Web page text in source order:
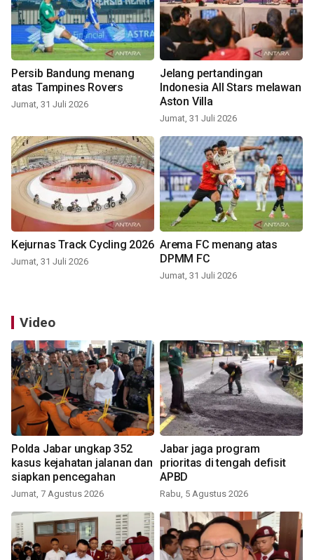
Persib Bandung menang
atas Tampines Rovers
Jumat, 31 Juli 2026
Jelang pertandingan
Indonesia All Stars melawan
Aston Villa
Jumat, 31 Juli 2026
Kejurnas Track Cycling 2026
Jumat, 31 Juli 2026
Arema FC menang atas
DPMM FC
Jumat, 31 Juli 2026
Video
Polda Jabar ungkap 352
kasus kejahatan jalanan dan
siapkan pencegahan
Jumat, 7 Agustus 2026
Jabar jaga program
prioritas di tengah defisit
APBD
Rabu, 5 Agustus 2026